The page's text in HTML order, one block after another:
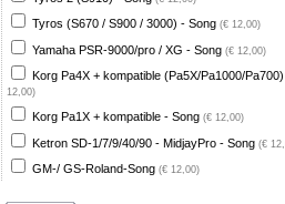
Tyros (S670 / S900 / 3000) - Song (€ 12,00)
Yamaha PSR-9000/pro / XG - Song (€ 12,00)
Korg Pa4X + kompatible (Pa5X/Pa1000/
12,00)
Korg Pa1X + kompatible - Song (€ 12,00)
Ketron SD-1/7/9/40/90 - MidjayPro - Song (€
GM-/ GS-Roland-Song (€ 12,00)